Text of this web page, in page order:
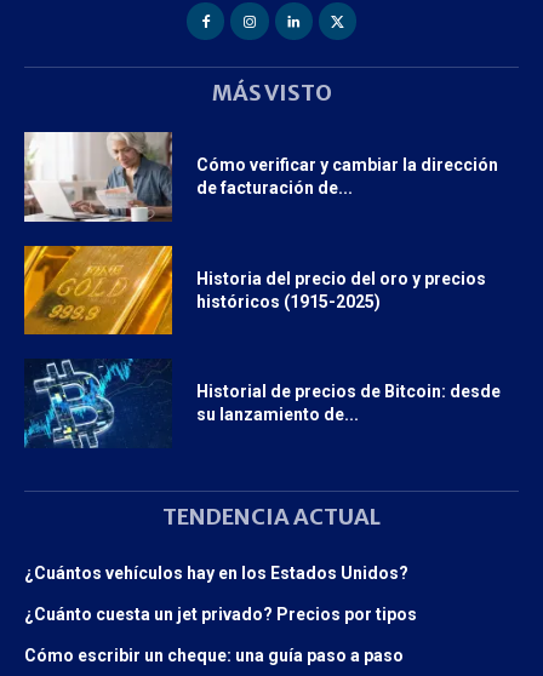
MÁS VISTO
Cómo verificar y cambiar la dirección
de facturación de...
Historia del precio del oro y precios
históricos (1915-2025)
Historial de precios de Bitcoin: desde
su lanzamiento de...
TENDENCIA ACTUAL
¿Cuántos vehículos hay en los Estados Unidos?
¿Cuánto cuesta un jet privado? Precios por tipos
Cómo escribir un cheque: una guía paso a paso